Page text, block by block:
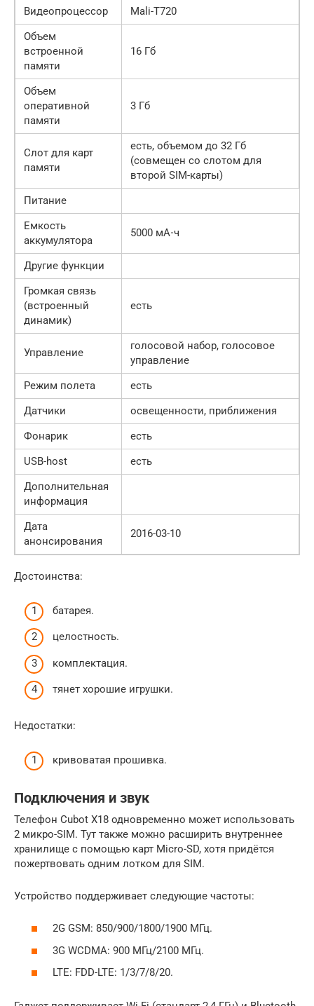
Видеопроцессор
Mali-T720
Объем
встроенной
памяти
16 Гб
Объем
оперативной
памяти
3 Гб
Слот для карт
памяти
есть, объемом до 32 Гб
(совмещен со слотом для
второй SIM-карты)
Питание
Емкость
аккумулятора
5000 мА⋅ч
Другие функции
Громкая связь
(встроенный
динамик)
есть
Управление
голосовой набор, голосовое
управление
Режим полета
есть
Датчики
освещенности, приближения
Фонарик
есть
USB-host
есть
Дополнительная
информация
Дата
анонсирования
2016-03-10
Достоинства:
батарея.
целостность.
комплектация.
тянет хорошие игрушки.
Недостатки:
кривоватая прошивка.
Подключения и звук
Телефон Cubot X18 одновременно может использовать
2 микро-SIM. Тут также можно расширить внутреннее
хранилище с помощью карт Micro-SD, хотя придётся
пожертвовать одним лотком для SIM.
Устройство поддерживает следующие частоты:
2G GSM: 850/900/1800/1900 МГц.
3G WCDMA: 900 МГц/2100 МГц.
LTE: FDD-LTE: 1/3/7/8/20.